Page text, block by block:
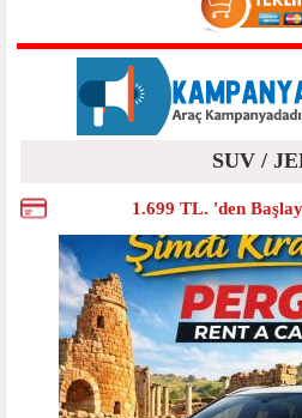
SUV /
1.699 TL. 'den